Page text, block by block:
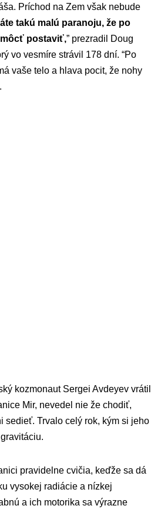
Príchod na Zem však nebude
takú malú paranoju, že po
môcť postaviť,” prezradil Doug
vo vesmíre strávil 178 dní. “Po
vaše telo a hlava pocit, že nohy
kozmonaut Sergei Avdeyev vrátil
Mir, nevedel nie že chodiť,
sedieť. Trvalo celý rok, kým si jeho
pravidelne cvičia, keďže sa dá
vysokej radiácie a nízkej
a ich motorika sa výrazne